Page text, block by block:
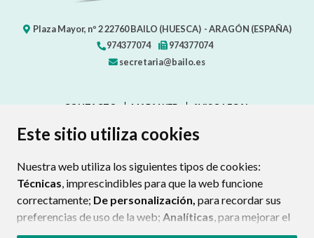
Este sitio utiliza cookies
Nuestra web utiliza los siguientes tipos de cookies:
Técnicas, imprescindibles para que la web funcione
correctamente; De personalización, para recordar sus
preferencias de uso de la web; Analíticas, para mejorar el
funcionamiento de la web y sus servicios.
Plaza Mayor, nº 222760 BAILO (HUESCA) - ARAGÓN (ESPAÑA)
974377074
974377074
secretaria@bailo.es
CONTACTO MAPA WEB
AVISO LEGAL
PROTECCIÓN DE DATOS
POLÍTICA DE COOKIES